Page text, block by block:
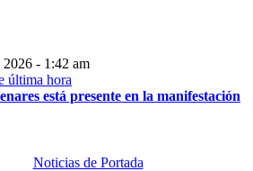
2026 - 1:42 am
está presente en la manifestación
Noticias de Portada